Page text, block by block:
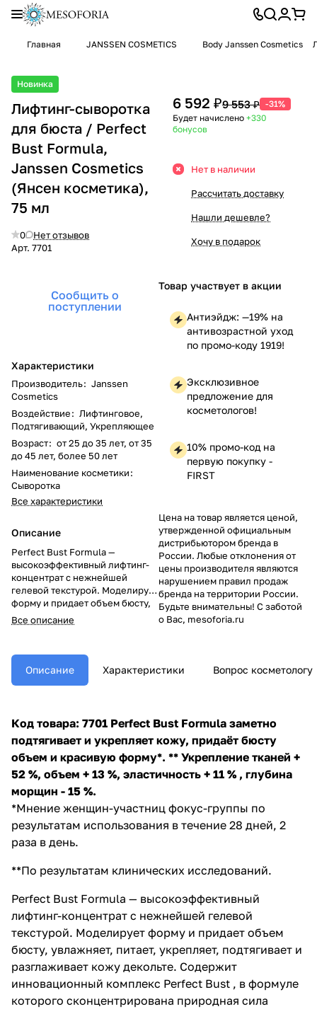
Главная JANSSEN COSMETICS Body Janssen Cosmetics
Новинка
Лифтинг-сыворотка
для бюста / Perfect
Bust Formula,
Janssen Cosmetics
(Янсен косметика),
75 мл
0
Нет отзывов
Арт. 7701
Сообщить о
поступлении
Характеристики
Производитель: Janssen
Cosmetics
Воздействие: Лифтинговое,
Подтягивающий, Укрепляющее
Возраст: от 25 до 35 лет, от 35
до 45 лет, более 50 лет
Наименование косметики:
Сыворотка
Все характеристики
Описание
Perfect Bust Formula —
высокоэффективный лифтинг-
концентрат с нежнейшей
гелевой текстурой. Моделирует
форму и придает объем бюсту,
увлажняет, питает, укрепляет,
подтягивает и разглаживает
инновационный комплекс
Perfect Bust , в формуле
которого сконцентрирована
белого люпина и мангостана, а
также - особых пептидов ESP,
стимулирующих синтез
эластина. Высочайшая
эффективность комплекса
является результатом
серьезных научных
исследований и подтверждена
клиническими тестами. Perfect
Bust Formula идеально
телом. Незаменим для
упругости бюста при
беременности и кормления
грудью. Быстро впитывается, не
оставляет следов на одежде.
Все описание
6 592 ₽9 553 ₽ -31%
Будет начислено +330
бонусов
Нет в наличии
Рассчитать доставку
Нашли дешевле?
Хочу в подарок
Товар участвует в акции
Антиэйдж: —19% на
антивозрастной уход
по промо-коду 1919!
Эксклюзивное
предложение для
косметологов!
10% промо-код на
первую покупку -
FIRST
Цена на товар является ценой,
утвержденной официальным
дистрибьютором бренда в
России. Любые отклонения от
цены производителя являются
нарушением правил продаж
бренда на территории России.
Будьте внимательны! С заботой
о Вас, mesoforia.ru
Описание Характеристики Вопрос косметологу
Код товара: 7701 Perfect Bust Formula заметно
подтягивает и укрепляет кожу, придаёт бюсту
объем и красивую форму*. ** Укрепление тканей +
52 %, объем + 13 %, эластичность + 11 % , глубина
морщин - 15 %.
*Мнение женщин-участниц фокус-группы по
результатам использования в течение 28 дней, 2
раза в день.
**По результатам клинических исследований.
Perfect Bust Formula — высокоэффективный
лифтинг-концентрат с нежнейшей гелевой
текстурой. Моделирует форму и придает объем
бюсту, увлажняет, питает, укрепляет, подтягивает и
разглаживает кожу декольте. Содержит
инновационный комплекс Perfect Bust , в формуле
которого сконцентрирована природная сила